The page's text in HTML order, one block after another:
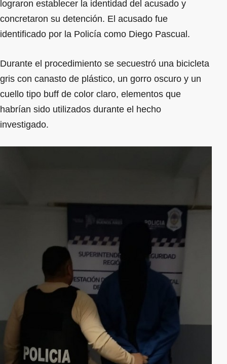
lograron establecer la identidad del acusado y
concretaron su detención. El acusado fue
identificado por la Policía como Diego Pascual.
Durante el procedimiento se secuestró una bicicleta
gris con canasto de plástico, un gorro oscuro y un
cuello tipo buff de color claro, elementos que
habrían sido utilizados durante el hecho
investigado.